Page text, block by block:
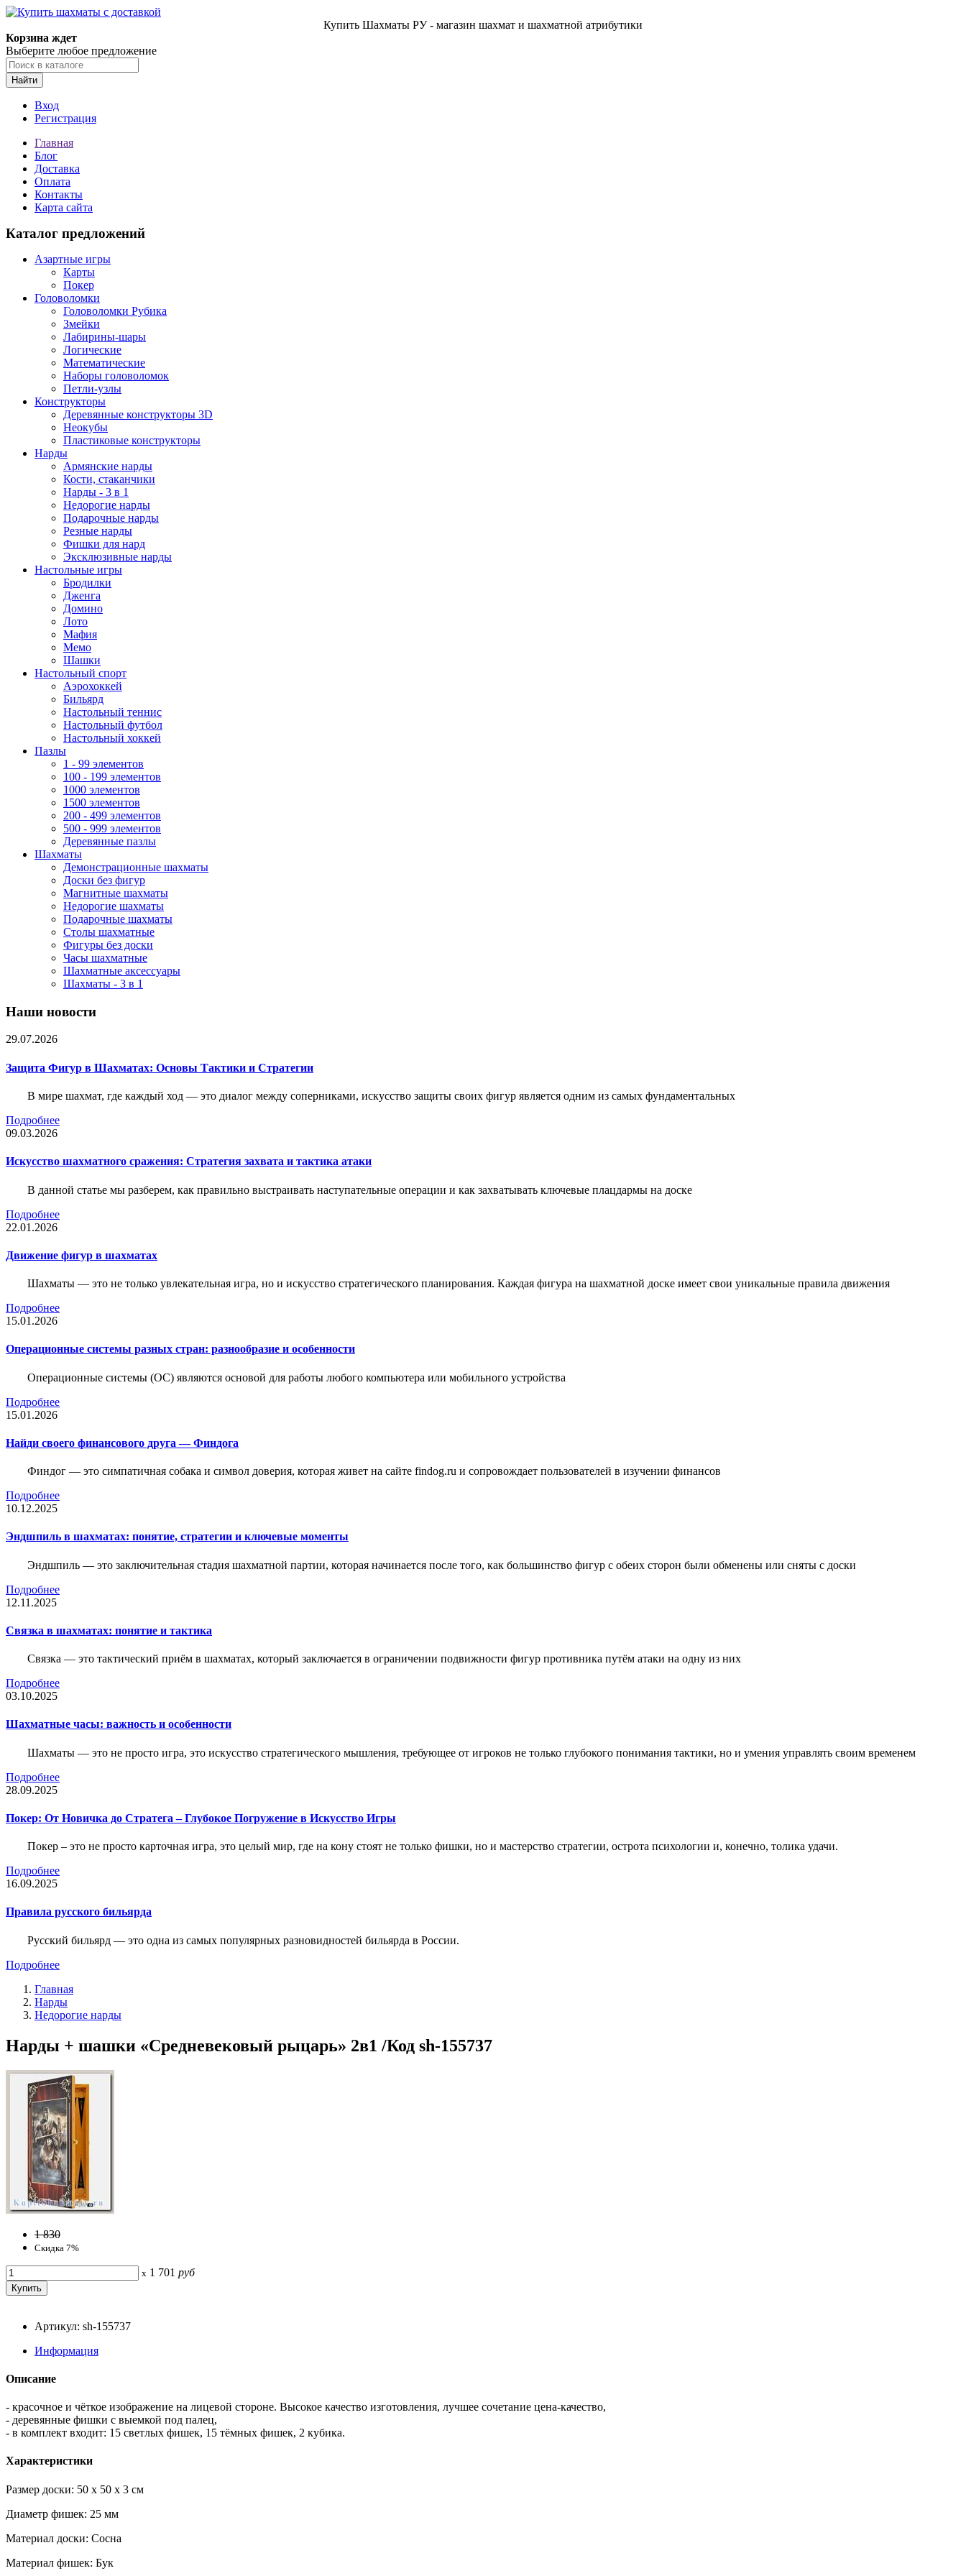
Купить Шахматы РУ - магазин шахмат и шахматной атрибутики
Корзина ждет
Выберите любое предложение
Найти
Вход
Регистрация
Главная
Блог
Доставка
Оплата
Контакты
Карта сайта
Каталог предложений
Азартные игры
Карты
Покер
Головоломки
Головоломки Рубика
Змейки
Лабирины-шары
Логические
Математические
Наборы головоломок
Петли-узлы
Конструкторы
Деревянные конструкторы 3D
Неокубы
Пластиковые конструкторы
Нарды
Армянские нарды
Кости, стаканчики
Нарды - 3 в 1
Недорогие нарды
Подарочные нарды
Резные нарды
Фишки для нард
Эксклюзивные нарды
Настольные игры
Бродилки
Дженга
Домино
Лото
Мафия
Мемо
Шашки
Настольный спорт
Аэрохоккей
Бильярд
Настольный теннис
Настольный футбол
Настольный хоккей
Пазлы
1 - 99 элементов
100 - 199 элементов
1000 элементов
1500 элементов
200 - 499 элементов
500 - 999 элементов
Деревянные пазлы
Шахматы
Демонстрационные шахматы
Доски без фигур
Магнитные шахматы
Недорогие шахматы
Подарочные шахматы
Столы шахматные
Фигуры без доски
Часы шахматные
Шахматные аксессуары
Шахматы - 3 в 1
Наши новости
29.07.2026
Защита Фигур в Шахматах: Основы Тактики и Стратегии
В мире шахмат, где каждый ход — это диалог между соперниками, искусство защиты своих фигур является одним из самых фундаментальных
Подробнее
09.03.2026
Искусство шахматного сражения: Стратегия захвата и тактика атаки
В данной статье мы разберем, как правильно выстраивать наступательные операции и как захватывать ключевые плацдармы на доске
Подробнее
22.01.2026
Движение фигур в шахматах
Шахматы — это не только увлекательная игра, но и искусство стратегического планирования. Каждая фигура на шахматной доске имеет свои уникальные правила движения
Подробнее
15.01.2026
Операционные системы разных стран: разнообразие и особенности
Операционные системы (ОС) являются основой для работы любого компьютера или мобильного устройства
Подробнее
15.01.2026
Найди своего финансового друга — Финдога
Финдог — это симпатичная собака и символ доверия, которая живет на сайте findog.ru и сопровождает пользователей в изучении финансов
Подробнее
10.12.2025
Эндшпиль в шахматах: понятие, стратегии и ключевые моменты
Эндшпиль — это заключительная стадия шахматной партии, которая начинается после того, как большинство фигур с обеих сторон были обменены или сняты с доски
Подробнее
12.11.2025
Связка в шахматах: понятие и тактика
Связка — это тактический приём в шахматах, который заключается в ограничении подвижности фигур противника путём атаки на одну из них
Подробнее
03.10.2025
Шахматные часы: важность и особенности
Шахматы — это не просто игра, это искусство стратегического мышления, требующее от игроков не только глубокого понимания тактики, но и умения управлять своим временем
Подробнее
28.09.2025
Покер: От Новичка до Стратега – Глубокое Погружение в Искусство Игры
Покер – это не просто карточная игра, это целый мир, где на кону стоят не только фишки, но и мастерство стратегии, острота психологии и, конечно, толика удачи.
Подробнее
16.09.2025
Правила русского бильярда
Русский бильярд — это одна из самых популярных разновидностей бильярда в России.
Подробнее
Главная
Нарды
Недорогие нарды
Нарды + шашки «Средневековый рыцарь» 2в1 /Код sh-155737
1 830
Скидка 7%
x 1 701 руб
Артикул: sh-155737
Информация
Описание
- красочное и чёткое изображение на лицевой стороне. Высокое качество изготовления, лучшее сочетание цена-качество,
- деревянные фишки с выемкой под палец,
- в комплект входит: 15 светлых фишек, 15 тёмных фишек, 2 кубика.
Характеристики
Размер доски: 50 x 50 x 3 см
Диаметр фишек: 25 мм
Материал доски: Сосна
Материал фишек: Бук